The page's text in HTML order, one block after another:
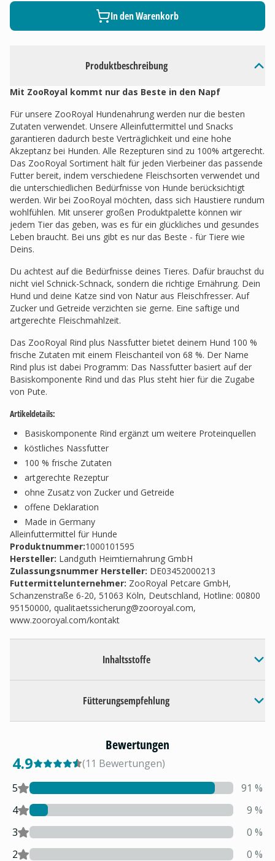
Produktbeschreibung
Mit ZooRoyal kommt nur das Beste in den Napf
Für unsere ZooRoyal Hundenahrung werden nur die besten
Zutaten verwendet. Unsere Alleinfuttermittel und Snacks
garantieren dadurch beste Verträglichkeit und eine hohe
Akzeptanz bei Hunden. Alle Rezepturen sind zu 100% artgerecht.
Das ZooRoyal Sortiment hält für jeden Vierbeiner das passende
Futter bereit, indem verschiedene Fleischsorten verwendet und
die unterschiedlichen Bedürfnisse von Hunde berücksichtigt
werden. Wir bei ZooRoyal möchten, dass sich Haustiere rundum
wohlfühlen. Mit unserer großen Produktpalette können wir
jedem Tier das geben, was es für ein glückliches und gesundes
Leben braucht. Bei uns gibt es nur das Beste - für Tiere wie
Deins.
Du achtest auf die Bedürfnisse deines Tieres. Dafür brauchst du
nicht viel Schnick-Schnack, sondern die richtige Ernährung. Dein
Hund und deine Katze sind von Natur aus Fleischfresser. Auf
Zucker und Getreide verzichten sie gerne. Eine saftige und
artgerechte Fleischmahlzeit.
Das ZooRoyal Rind plus Nassfutter bietet deinem Hund 100 %
frische Zutaten mit einem Fleischanteil von 68 %. Der Name
Rind plus ist dabei Programm: Das Nassfutter basiert auf der
Basiskomponente Rind und das Plus steht hier für die Zugabe
von Pute.
Artikeldetails:
Basiskomponente Rind ergänzt um weitere Proteinquellen
köstliches Nassfutter
100 % frische Zutaten
artgerechte Rezeptur
ohne Zusatz von Zucker und Getreide
offene Deklaration
Made in Germany
Alleinfuttermittel für Hunde
Produktnummer:1000101595
Hersteller: Landguth Heimtiernahrung GmbH
Zulassungsnummer Hersteller: DE03452000213
Futtermittelunternehmer: ZooRoyal Petcare GmbH,
Schanzenstraße 6-20, 51063 Köln, Deutschland, Hotline: 00800
95150000, qualitaetssicherung@zooroyal.com,
www.zooroyal.com/kontakt
Inhaltsstoffe
Fütterungsempfehlung
In den Warenkorb
Bewertungen
4.9 (11 Bewertungen)
5
91 %
4
9 %
3
0 %
2
0 %